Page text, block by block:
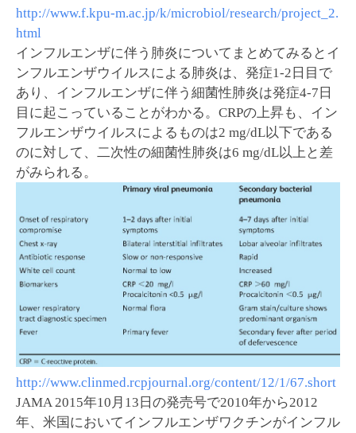
http://www.f.kpu-m.ac.jp/k/microbiol/research/project_2.
html
インフルエンザに伴う肺炎についてまとめてみるとイ
ンフルエンザウイルスによる肺炎は、発症1-2日目で
あり、インフルエンザに伴う細菌性肺炎は発症4-7日
目に起こっていることがわかる。CRPの上昇も、イン
フルエンザウイルスによるものは2 mg/dL以下である
のに対して、二次性の細菌性肺炎は6 mg/dL以上と差
がみられる。
http://www.clinmed.rcpjournal.org/content/12/1/67.short
JAMA 2015年10月13日の発売号で2010年から2012
年、米国においてインフルエンザワクチンがインフル